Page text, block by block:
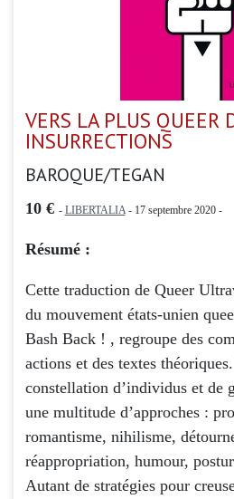
VERS LA PLUS QUEER
INSURRECTIONS
BAROQUE/TEGAN
10 € - LIBERTALIA- 17 septembre 2020 -
Résumé :
Cette traduction de Queer
du mouvement états-unien
Bash Back ! , regroupe des
actions et des textes
constellation d’individus et de
une multitude d’approches :
romantisme, nihilisme,
réappropriation, humour,
Autant de stratégies pour